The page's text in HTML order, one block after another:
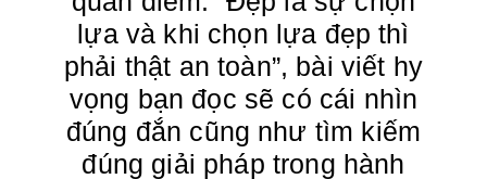
lựa và khi chọn lựa đẹp thì
phải thật an toàn”, bài viết hy
vọng bạn đọc sẽ có cái nhìn
đúng đắn cũng như tìm kiếm
đúng giải pháp trong hành